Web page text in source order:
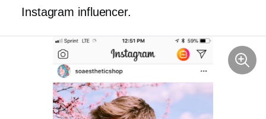
Instagram influencer.